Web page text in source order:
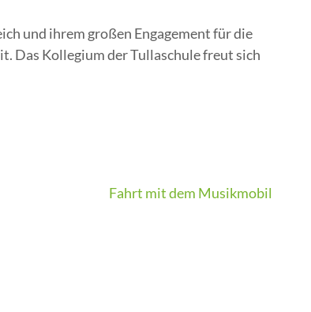
und ihrem großen Engagement für die
Das Kollegium der Tullaschule freut sich
Fahrt mit dem Musikmobil